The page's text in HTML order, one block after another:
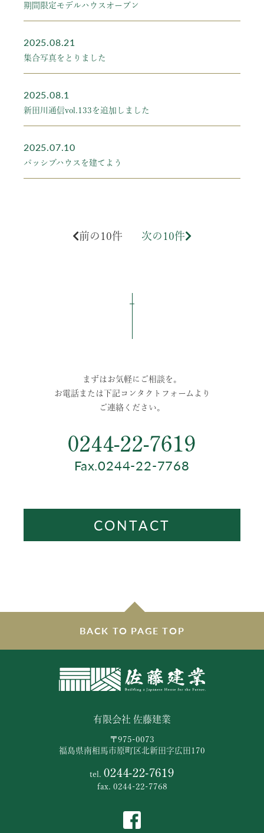
期間限定モデルハウスオープン
2025.08.21
集合写真をとりました
2025.08.1
新田川通信vol.133を追加しました
2025.07.10
パッシブハウスを建てよう
前の10件 次の10件
まずはお気軽にご相談を。
お電話または下記コンタクトフォームより
ご連絡ください。
0244-22-7619
Fax.0244-22-7768
CONTACT
BACK TO PAGE TOP
有限会社 佐藤建業
〒975-0073
福島県南相馬市原町区北新田字広田170
tel.0244-22-7619
fax. 0244-22-7768